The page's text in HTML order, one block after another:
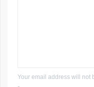
Your email address will not